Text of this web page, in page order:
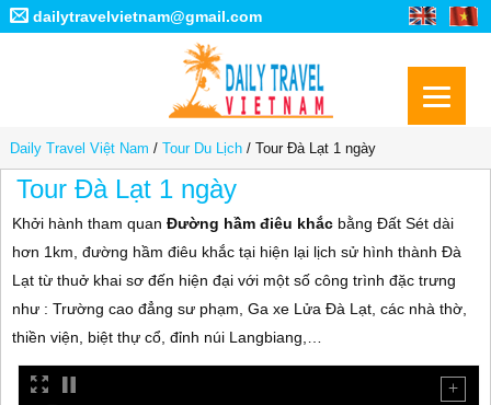
dailytravelvietnam@gmail.com
Daily Travel Việt Nam / Tour Du Lịch/ Tour Đà Lạt 1 ngày
Tour Đà Lạt 1 ngày
Khởi hành tham quan Đường hầm điêu khắc bằng Đất Sét dài
hơn 1km, đường hầm điêu khắc tại hiện lại lịch sử hình thành Đà
Lạt từ thuở khai sơ đến hiện đại với một số công trình đặc trưng
như : Trường cao đẳng sư phạm, Ga xe Lửa Đà Lạt, các nhà thờ,
thiền viện, biệt thự cổ, đỉnh núi Langbiang,…